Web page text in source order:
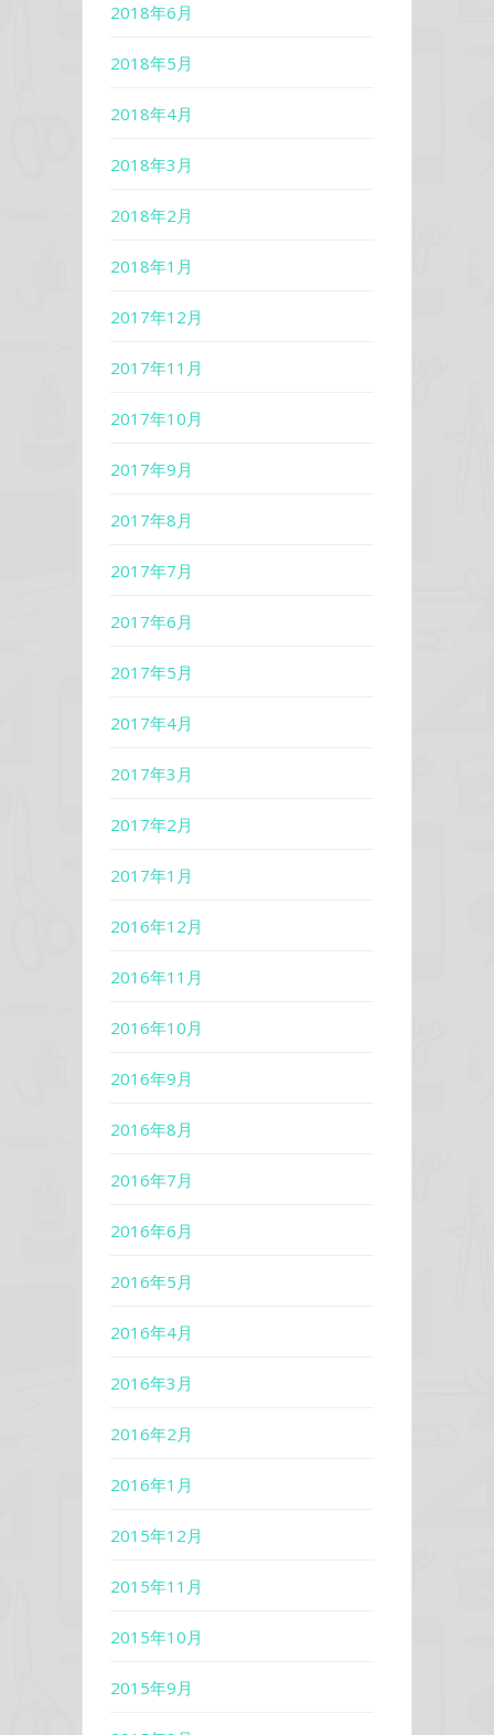
2018年6月
2018年5月
2018年4月
2018年3月
2018年2月
2018年1月
2017年12月
2017年11月
2017年10月
2017年9月
2017年8月
2017年7月
2017年6月
2017年5月
2017年4月
2017年3月
2017年2月
2017年1月
2016年12月
2016年11月
2016年10月
2016年9月
2016年8月
2016年7月
2016年6月
2016年5月
2016年4月
2016年3月
2016年2月
2016年1月
2015年12月
2015年11月
2015年10月
2015年9月